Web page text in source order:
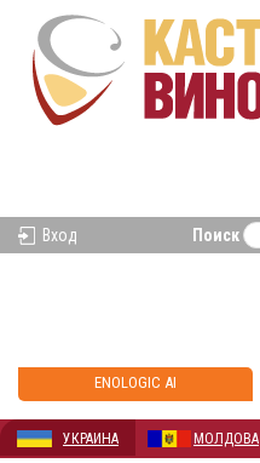
Вход Поиск
ENOLOGIC AI
УКРАИНА МОЛДОВА